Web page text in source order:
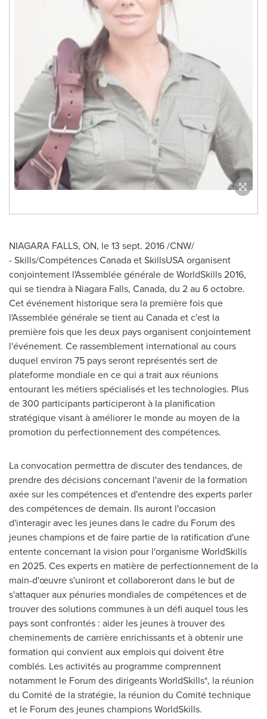
NIAGARA FALLS, ON, le 13 sept. 2016 /CNW/
- Skills/CompétencesCanadaet SkillsUSA organisent
conjointement l'Assemblée générale de WorldSkills 2016,
qui se tiendra à Niagara Falls, Canada, du 2 au 6 octobre.
Cet événement historique sera la première fois que
l'Assemblée générale se tient au Canadaet c'est la
première fois que les deux pays organisent conjointement
l'événement. Ce rassemblement international au cours
duquel environ 75 pays seront représentés sert de
plateforme mondiale en ce qui a trait aux réunions
entourant les métiers spécialisés et les technologies. Plus
de 300 participants participeront à la planification
stratégique visant à améliorer le monde au moyen de la
promotion du perfectionnement des compétences.
La convocation permettra de discuter des tendances, de
prendre des décisions concernant l'avenir de la formation
axée sur les compétences et d'entendre des experts parler
des compétences de demain. Ils auront l'occasion
d'interagir avec les jeunes dans le cadre du Forum des
jeunes champions et de faire partie de la ratification d'une
entente concernant la vision pour l'organisme WorldSkills
en 2025. Ces experts en matière de perfectionnement de la
main-d'œuvre s'uniront et collaboreront dans le but de
s'attaquer aux pénuries mondiales de compétences et de
trouver des solutions communes à un défi auquel tous les
pays sont confrontés : aider les jeunes à trouver des
cheminements de carrière enrichissants et à obtenir une
formation qui convient aux emplois qui doivent être
comblés. Les activités au programme comprennent
notamment le Forum des dirigeants WorldSkills*, la réunion
du Comité de la stratégie, la réunion du Comité technique
et le Forum des jeunes champions WorldSkills.